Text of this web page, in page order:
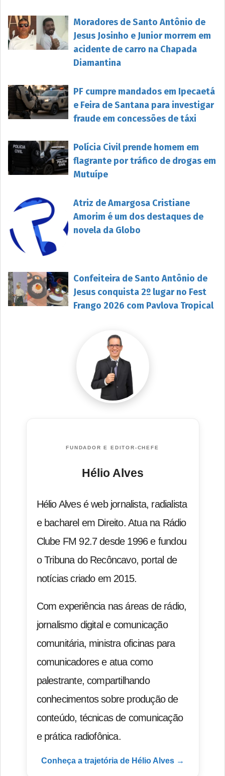
Moradores de Santo Antônio de
Jesus Josinho e Junior morrem em
acidente de carro na Chapada
Diamantina
PF cumpre mandados em Ipecaetá
e Feira de Santana para investigar
fraude em concessões de táxi
Polícia Civil prende homem em
flagrante por tráfico de drogas em
Mutuípe
Atriz de Amargosa Cristiane
Amorim é um dos destaques de
novela da Globo
Confeiteira de Santo Antônio de
Jesus conquista 2º lugar no Fest
Frango 2026 com Pavlova Tropical
FUNDADOR E EDITOR-CHEFE
Hélio Alves
Hélio Alves é web jornalista, radialista
e bacharel em Direito. Atua na Rádio
Clube FM 92.7 desde 1996 e fundou
o Tribuna do Recôncavo, portal de
notícias criado em 2015.
Com experiência nas áreas de rádio,
jornalismo digital e comunicação
comunitária, ministra oficinas para
comunicadores e atua como
palestrante, compartilhando
conhecimentos sobre produção de
conteúdo, técnicas de comunicação
e prática radiofônica.
Conheça a trajetória de Hélio Alves →